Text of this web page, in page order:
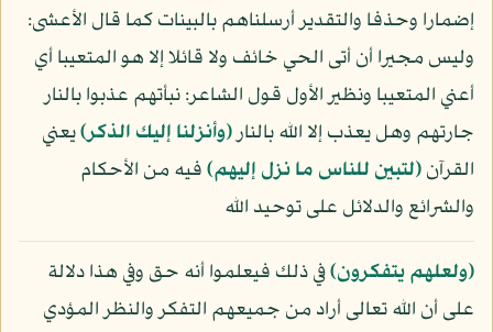
إضمارا وحذفا والتقدير أرسلناهم بالبينات كما قال الأعشى:
وليس مجيرا أن أتى الحي خائف ولا قائلا إلا هو المتعيبا أي
أعني المتعيبا ونظير الأول قول الشاعر: نبأتهم عذبوا بالنار
جارتهم وهل يعذب إلا الله بالنار﴿وأنزلنا إليك الذكر﴾يعني
القرآن﴿لتبين للناس ما نزل إليهم﴾فيه من الأحكام
والشرائع والدلائل على توحيد الله
﴿ولعلهم يتفكرون﴾في ذلك فيعلموا أنه حق وفي هذا دلالة
على أن الله تعالى أراد من جميعهم التفكر والنظر المؤدي